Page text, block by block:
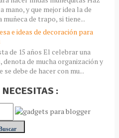
mano, y que mejor idea la de
muñeca de trapo, si tiene...
e ideas de decoración para
de 15 años El celebrar una
denota de mucha organización y
se debe de hacer con mu...
: